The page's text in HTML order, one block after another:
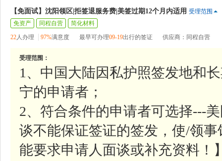
【免面试】沈阳领区|拒签退服务费|美签过期12个月内适用 受理范围
免资产
同程自营
简化材料
22人办理 97%满意度 最早可办理09-19出行的签证 供应商：同程自营
受理范围：
1、中国大陆因私护照签发地和
宁的申请者；
2、符合条件的申请者可选择---
谈不能保证签证的签发，使/领
能要求申请人面谈或补充资料！